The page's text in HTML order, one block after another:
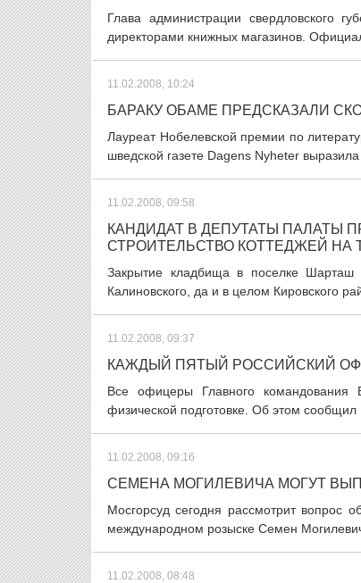
Глава администрации свердловского
директорами книжных магазинов.
11.02.2008, 10:24
БАРАКУ ОБАМЕ ПРЕДСКАЗАЛИ
Лауреат Нобелевской премии по
шведской газете Dagens Nyheter
11.02.2008, 09:58
КАНДИДАТ В ДЕПУТАТЫ ПАЛАТЫ
СТРОИТЕЛЬСТВО КОТТЕДЖЕЙ
Закрытие кладбища в поселке
Калиновского, да и в целом Кировского
11.02.2008, 09:37
КАЖДЫЙ ПЯТЫЙ РОССИЙСКИЙ
Все офицеры Главного
физической подготовке. Об этом
11.02.2008, 09:16
СЕМЕНА МОГИЛЕВИЧА МОГУТ
Мосгорсуд сегодня рассмотрит
международном розыске Семен
11.02.2008, 08:48